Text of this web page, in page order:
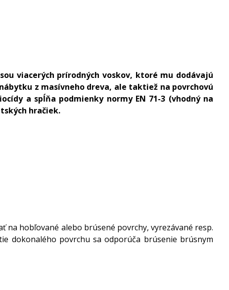
viacerých prírodných voskov, ktoré mu dodávajú
z masívneho dreva, ale taktiež na povrchovú
a spĺňa podmienky normy EN 71-3 (vhodný na
hračiek.
na hobľované alebo brúsené povrchy, vyrezávané resp.
dokonalého povrchu sa odporúča brúsenie brúsnym